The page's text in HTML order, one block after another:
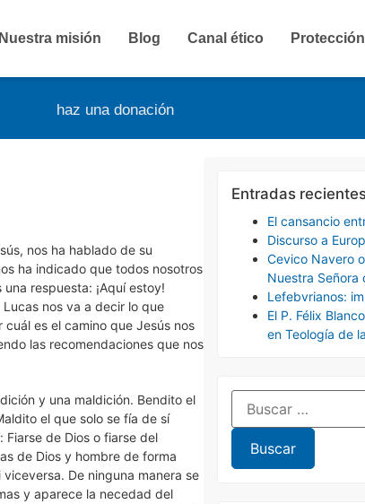
haz una donación
Nuestra misión Blog Canal ético
nos ha hablado de su
ha indicado que todos nosotros
respuesta: ¡Aquí estoy!
nos va a decir lo que
es el camino que Jesús nos
las recomendaciones que nos
y una maldición. Bendito el
el que solo se fía de sí
de Dios o fiarse del
de Dios y hombre de forma
De ninguna manera se
y aparece la necedad del
Entradas
El cansancio
Discurso a
Cevico Navero
Nuestra Señora
Lefebvrianos:
El P. Félix
en Teología de